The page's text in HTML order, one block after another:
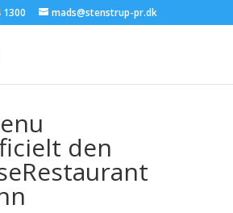
1300 mads@stenstrup-pr.dk
den